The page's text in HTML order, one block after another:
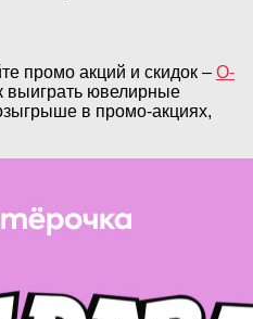
промо акций и скидок – O-
выиграть ювелирные
в промо-акциях,